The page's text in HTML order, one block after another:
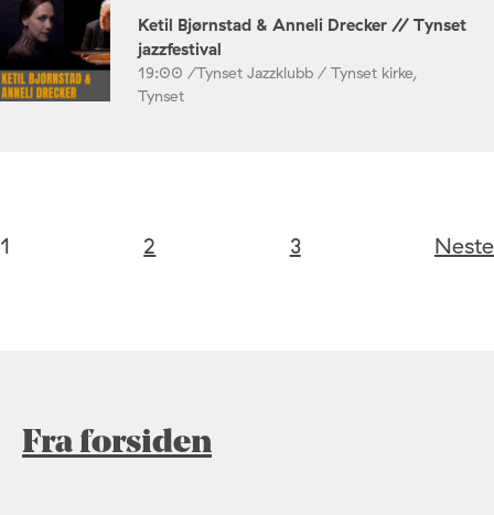
Ketil Bjørnstad & Anneli Drecker // Tynset
jazzfestival
19:00 /Tynset Jazzklubb / Tynset kirke,
Tynset
1 2 3 Neste
Fra forsiden